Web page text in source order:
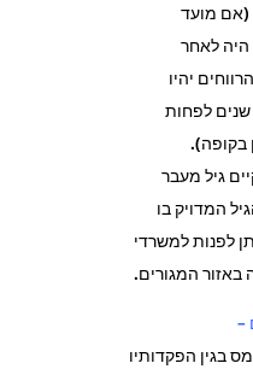
(אם מועד
לאחר
יהיו
פטורים ממס אם חלפו 5 שנים לפחות
בקופה).
גיל מעבר
המדויק בו
לפנות למשרדי
המגורים.
–
בגין הפקדותיו